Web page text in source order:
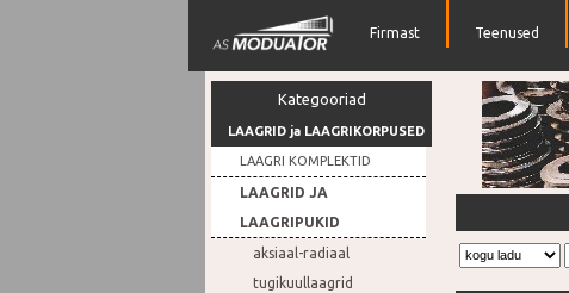
Firmast Teenused
Kategooriad
LAAGRID ja LAAGRIKORPUSED
LAAGRI KOMPLEKTID
LAAGRID JA
LAAGRIPUKID
aksiaal-radiaal
tugikuullaagrid